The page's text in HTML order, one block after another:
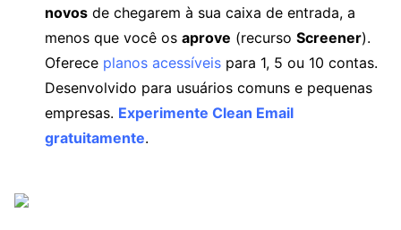
novos de chegarem à sua caixa de entrada, a
menos que você os aprove (recurso Screener).
Oferece planos acessíveis para 1, 5 ou 10 contas.
Desenvolvido para usuários comuns e pequenas
empresas. Experimente Clean Email
gratuitamente.